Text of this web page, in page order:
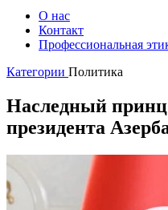
О нас
Контакт
Профессиональная
Категории Политика
Наследный принц
президента